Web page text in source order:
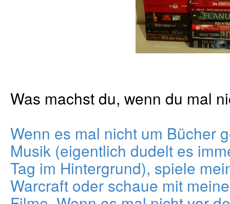
Was machst du, wenn du mal
Wenn es mal nicht um Bücher
Musik (eigentlich dudelt es
Tag im Hintergrund), spiele
Warcraft oder schaue mit